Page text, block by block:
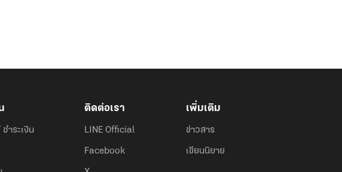
ำระเงิน
ติดต่อเรา
LINE Official
Facebook
เพิ่มเติม
ข่าวสาร
เขียนนิยาย